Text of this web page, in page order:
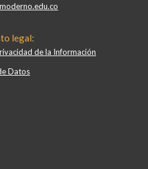
legal:
de la Información
Datos